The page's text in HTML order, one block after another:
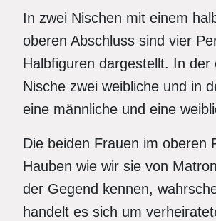
In zwei Nischen mit einem
oberen Abschluss sind vier
Halbfiguren dargestellt. In der
Nische zwei weibliche und in
eine männliche und eine
Die beiden Frauen im oberen
Hauben wie wir sie von
der Gegend kennen,
handelt es sich um